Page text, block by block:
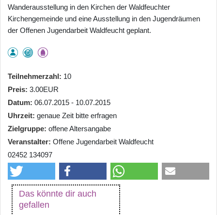
Wanderausstellung in den Kirchen der Waldfeuchter
Kirchengemeinde und eine Ausstellung in den Jugendräumen
der Offenen Jugendarbeit Waldfeucht geplant.
Teilnehmerzahl
10
Preis 3.00EUR
Datum 06.07.2015 - 10.07.2015
Uhrzeit genaue Zeit bitte erfragen
Zielgruppe offene Altersangabe
Veranstalter Offene Jugendarbeit Waldfeucht
02452 134097
Das könnte dir auch
gefallen